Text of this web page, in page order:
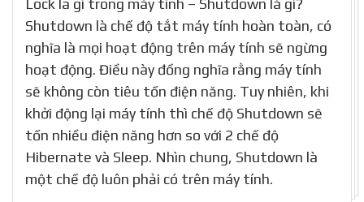
Shutdown là chế độ tắt máy tính hoàn toàn, có
nghĩa là mọi hoạt động trên máy tính sẽ ngừng
hoạt động. Điều này đồng nghĩa rằng máy tính
sẽ không còn tiêu tốn điện năng. Tuy nhiên, khi
khởi động lại máy tính thì chế độ Shutdown sẽ
tốn nhiều điện năng hơn so với 2 chế độ
Hibernate và Sleep. Nhìn chung, Shutdown là
một chế độ luôn phải có trên máy tính.